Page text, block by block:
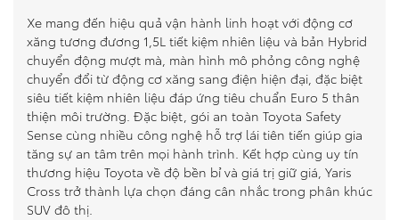
Xe mang đến hiệu quả vận hành linh hoạt với động cơ
xăng tương đương 1,5L tiết kiệm nhiên liệu và bản Hybrid
chuyển động mượt mà, màn hình mô phỏng công nghệ
chuyển đổi từ động cơ xăng sang điện hiện đại, đặc biệt
siêu tiết kiệm nhiên liệu đáp ứng tiêu chuẩn Euro 5 thân
thiện môi trường. Đặc biệt, gói an toàn Toyota Safety
Sense cùng nhiều công nghệ hỗ trợ lái tiên tiến giúp gia
tăng sự an tâm trên mọi hành trình. Kết hợp cùng uy tín
thương hiệu Toyota về độ bền bỉ và giá trị giữ giá, Yaris
Cross trở thành lựa chọn đáng cân nhắc trong phân khúc
SUV đô thị.